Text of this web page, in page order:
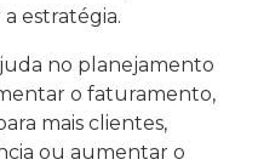
estratégia.
no planejamento
o faturamento,
mais clientes,
ou aumentar o